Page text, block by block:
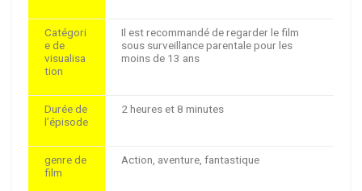
Catégori
e de
visualisa
tion
Il est recommandé de regarder le film
sous surveillance parentale pour les
moins de 13 ans
Durée de
l’épisode
2 heures et 8 minutes
genre de
film
Action, aventure, fantastique